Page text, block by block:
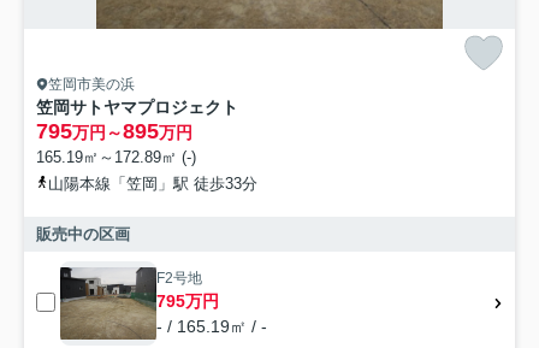
笠岡市美の浜
笠岡サトヤマプロジェクト
795万円～895万円
165.19㎡～172.89㎡ (-)
山陽本線「笠岡」駅 徒歩33分
販売中の区画
F2号地
795万円
- / 165.19㎡ / -